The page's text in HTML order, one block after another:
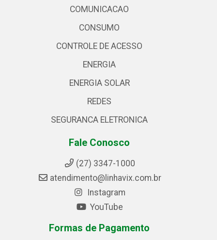
COMUNICACAO
CONSUMO
CONTROLE DE ACESSO
ENERGIA
ENERGIA SOLAR
REDES
SEGURANCA ELETRONICA
Fale Conosco
(27) 3347-1000
atendimento@linhavix.com.br
Instagram
YouTube
Formas de Pagamento